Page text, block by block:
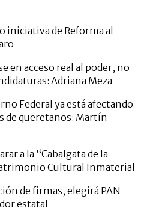
iniciativa de Reforma al
en acceso real al poder, no
Adriana Meza
Federal ya está afectando
de queretanos: Martín
a la “Cabalgata de la
Cultural Inmaterial
de firmas, elegirá PAN
estatal